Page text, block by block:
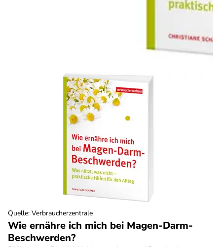
Wie ernähre ich mich bei Magen-Darm-
Beschwerden?
Quelle: Verbraucherzentrale